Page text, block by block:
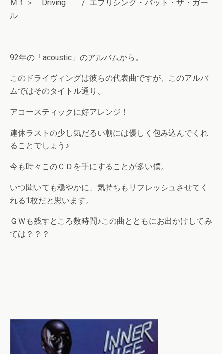
Ｍ１＞ Driving / エブリシング・バット・ザ・ガー
ル
92年の「acoustic」のアルバムから。
このドライヴィングは彼らの代表曲ですが、このアルバ
ムではそのタイトル通り、
アコースティックに好アレンジ！
連休ラストの少し気だるい朝には優しく包み込んでくれ
ることでしょう♪
今も時々このＣＤを手にすることが多い僕。
いつ聞いても穏やかに、気持ちもリフレッシュさせてく
れる1枚だと思います。
ＧＷも残すところ数時間♪この曲とともにお出かけしてみ
ては？？？